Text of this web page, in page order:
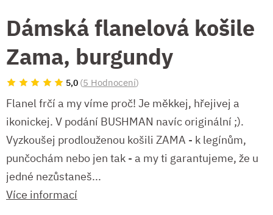
Dámská flanelová košile
Zama, burgundy
5,0 (5 Hodnocení)
Flanel frčí a my víme proč! Je měkkej, hřejivej a
ikonickej. V podání BUSHMAN navíc originální ;).
Vyzkoušej prodlouženou košili ZAMA - k legínům,
punčochám nebo jen tak - a my ti garantujeme, že u
jedné nezůstaneš...
Více informací